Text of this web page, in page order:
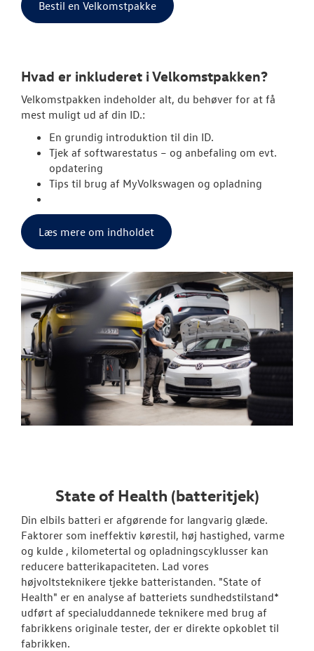
Bestil en Velkomstpakke
Hvad er inkluderet i Velkomstpakken?
Velkomstpakken indeholder alt, du behøver for at få
mest muligt ud af din ID.:
En grundig introduktion til din ID.
Tjek af softwarestatus – og anbefaling om evt.
opdatering
Tips til brug af MyVolkswagen og opladning
Læs mere om indholdet
State of Health (batteritjek)
Din elbils batteri er afgørende for langvarig glæde.
Faktorer som ineffektiv kørestil, høj hastighed, varme
og kulde , kilometertal og opladningscyklusser kan
reducere batterikapaciteten. Lad vores
højvoltsteknikere tjekke batteristanden. "State of
Health" er en analyse af batteriets sundhedstilstand*
udført af specialuddannede teknikere med brug af
fabrikkens originale tester, der er direkte opkoblet til
fabrikken.